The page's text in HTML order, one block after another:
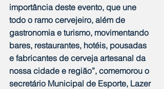
importância deste evento, que une
todo o ramo cervejeiro, além de
gastronomia e turismo, movimentando
bares, restaurantes, hotéis, pousadas
e fabricantes de cerveja artesanal da
nossa cidade e região”, comemorou o
secretário Municipal de Esporte, Lazer